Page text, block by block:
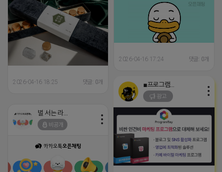
2026-04-16 18:25 댓글: 0개
2026-04-16 17:24 댓글: 0개
광고
벌 서는 라이언
비공개